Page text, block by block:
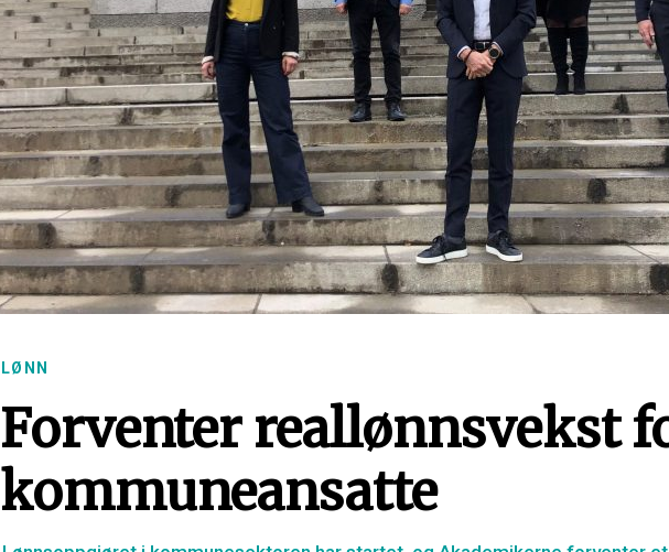
LØNN
Forventer reallønnsvekst
kommuneansatte